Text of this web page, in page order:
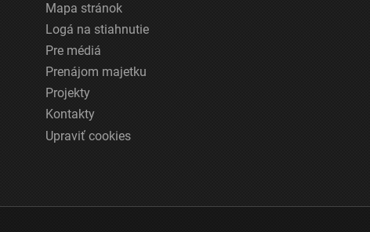
Mapa stránok
Logá na stiahnutie
Pre médiá
Prenájom majetku
Projekty
Kontakty
Upraviť cookies